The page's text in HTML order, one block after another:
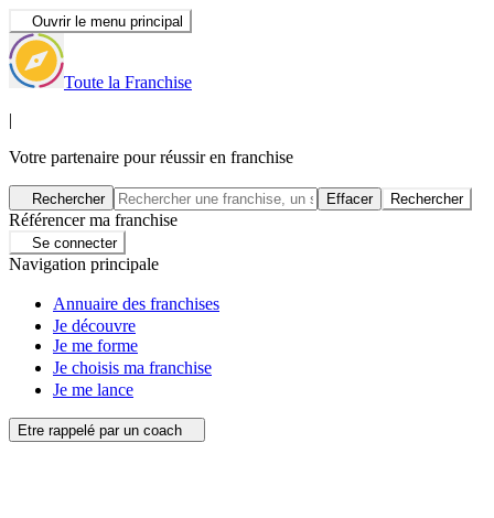
Ouvrir le menu principal
Toute la Franchise
|
Votre partenaire pour réussir en franchise
Rechercher Effacer Rechercher
Référencer ma franchise
Se connecter
Navigation principale
Annuaire des franchises
Je découvre
Je me forme
Je choisis ma franchise
Je me lance
Etre rappelé par un coach